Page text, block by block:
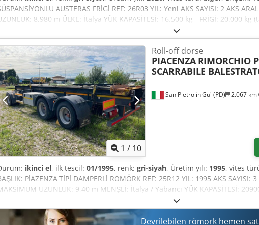
AUSTERAS FRİGİ REF: 26R03 YIL: Yeni AKS SAYISI: 2 AKS
8,980 m ÜLKE: İtalya YÜK KAPASİTESİ: 16.500 kg - FRİGİ: 20.000 kg
Çıkarılabilir gövde GÖVDE MODELİ: AUSTERAS GÖVDE UZUNLUĞU:
m + 0,20 m SÜSPANSİYON: Pnömatik FRENLER: Disk fren LASTİKLER: 265/
Elektrik hidrolik kontrol ünitesi veya çekici üzerindeki borularla çalışma
GEÇİRİLMİŞ: Yeni LASTİK DURUMU: %100 FİYAT: 34.500,00 € + KDV (Hatalar
belirtilen fiyatlara KDV dahil değildir. Güncel fiyat ve koşullar için
geçin. Daha fazla bilgi için: Loris: 3484773001 URL:
AURORA ÇIKARILABİLİR GÖVDELİ FRİGİ Özellikle atık yönetimi
satış ve satın alma faaliyetlerinde uzmanlaşmış bir firmadır.
konusunda uzmanlaşmıştır. Hemen teslim edilebilir 50'den fazla
vinçsiz konteyner ve gövdeden oluşan geniş bir araç yelpazesine
ilan ve detay dikkate alındığında, Aurora, girilen verilerin
etmektedir.
1 / 10
San Pietro in Gu' (PD) 2.067 km
Roll-off dorse
PIACENZA RIMORCHIO
SCARRABILE
ikinci el, ilk tescil: 01/1995, renk: gri-siyah, Üretim yılı: 1995, vites
PİAZENZA TİPİ DAMPERLİ ROMÖRK REF: 25R12 YIL: 1995 AKS SAYISI:
UZUNLUK: 9,40 m MENŞEİ: İtalya / Yabancı YÜK KAPASİTESİ:
tam yüklü DONANIM TİPİ: damperli DONANIM MODELİ: BOB ITR 3087 ADR:
5,00 m + 0,20 m MAKSİMUM: 7,00 m + 0,20 m SÜSPANSİYON: Yaylı
LASTİKLER: 265/70 R19,5 AKSESUARLAR: - 4 iç kelepçeli kilitleme sistemi -
Devrilebilen römork hemen